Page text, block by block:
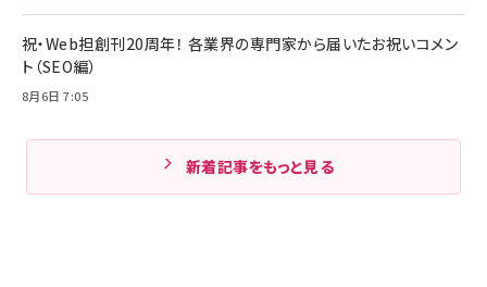
祝・Web担創刊20周年！ 各業界の専門家から届いたお祝いコメン
ト（SEO編）
8月6日 7:05
新着記事をもっと見る